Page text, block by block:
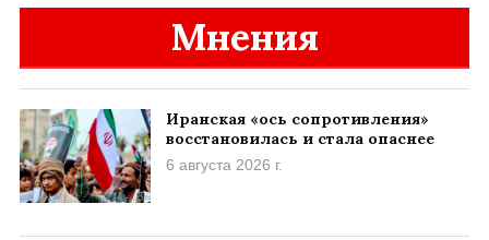
Мнения
Иранская «ось сопротивления»
восстановилась и стала опаснее
6 августа 2026 г.